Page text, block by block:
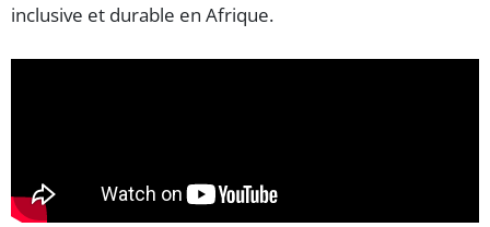
inclusive et durable en Afrique.